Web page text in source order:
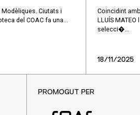
Ciutats i
del COAC fa una...
Coincidint
LLUÍS
selecci�...
18/11/2025
PROMOGUT PER